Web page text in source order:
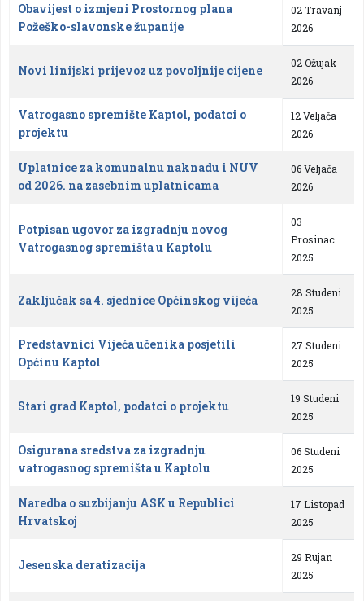
Obavijest o izmjeni Prostornog plana
Požeško-slavonske županije
02 Travanj
2026
Novi linijski prijevoz uz povoljnije cijene
02 Ožujak
2026
Vatrogasno spremište Kaptol, podatci o
projektu
12 Veljača
2026
Uplatnice za komunalnu naknadu i NUV
od 2026. na zasebnim uplatnicama
06 Veljača
2026
Potpisan ugovor za izgradnju novog
Vatrogasnog spremišta u Kaptolu
03
Prosinac
2025
Zaključak sa 4. sjednice Općinskog vijeća
28 Studeni
2025
Predstavnici Vijeća učenika posjetili
Općinu Kaptol
27 Studeni
2025
Stari grad Kaptol, podatci o projektu
19 Studeni
2025
Osigurana sredstva za izgradnju
vatrogasnog spremišta u Kaptolu
06 Studeni
2025
Naredba o suzbijanju ASK u Republici
Hrvatskoj
17 Listopad
2025
Jesenska deratizacija
29 Rujan
2025